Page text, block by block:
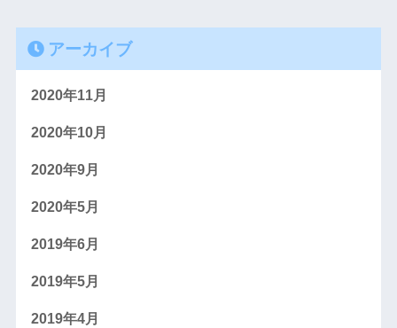
アーカイブ
2020年11月
2020年10月
2020年9月
2020年5月
2019年6月
2019年5月
2019年4月